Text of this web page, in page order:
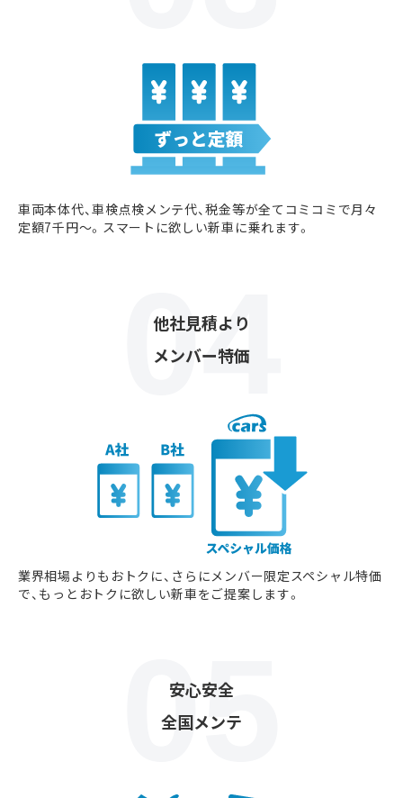
車両本体代、車検点検メンテ代、税金等が全てコミコミで月々
定額7千円〜。スマートに欲しい新車に乗れます。
他社見積より
メンバー特価
業界相場よりもおトクに、さらにメンバー限定スペシャル特価
で、もっとおトクに欲しい新車をご提案します。
安心安全
全国メンテ